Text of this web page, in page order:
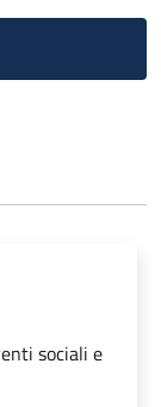
sociali e